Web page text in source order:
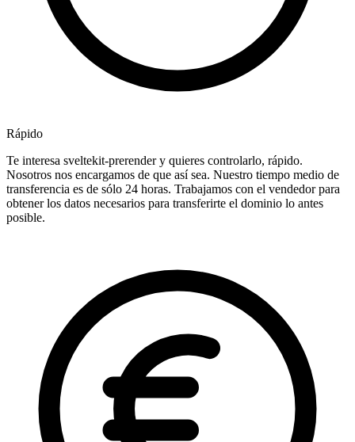
Rápido
Te interesa sveltekit-prerender y quieres controlarlo, rápido.
Nosotros nos encargamos de que así sea. Nuestro tiempo medio de
transferencia es de sólo 24 horas. Trabajamos con el vendedor para
obtener los datos necesarios para transferirte el dominio lo antes
posible.